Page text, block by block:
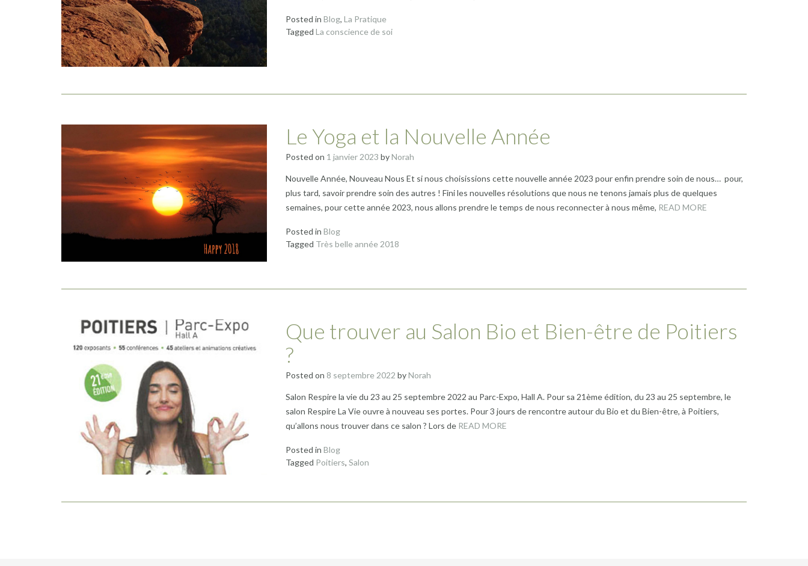
Posted in Blog, La Pratique
Tagged La conscience de soi
Le Yoga et la Nouvelle Année
Posted on 1 janvier 2023 byNorah
Nouvelle Année, Nouveau Nous Et si nous choisissions cette nouvelle année 2023 pour enfin prendre soin de nous… pour,
plus tard, savoir prendre soin des autres ! Fini les nouvelles résolutions que nous ne tenons jamais plus de quelques
semaines, pour cette année 2023, nous allons prendre le temps de nous reconnecter à nous même, READ MORE
Posted in Blog
Tagged Très belle année 2018
Que trouver au Salon Bio et Bien-être de Poitiers
?
Posted on 8 septembre 2022 byNorah
Salon Respire la vie du 23 au 25 septembre 2022 au Parc-Expo, Hall A. Pour sa 21ème édition, du 23 au 25 septembre, le
salon Respire La Vie ouvre à nouveau ses portes. Pour 3 jours de rencontre autour du Bio et du Bien-être, à Poitiers,
qu’allons nous trouver dans ce salon ? Lors de READ MORE
Posted in Blog
Tagged Poitiers, Salon